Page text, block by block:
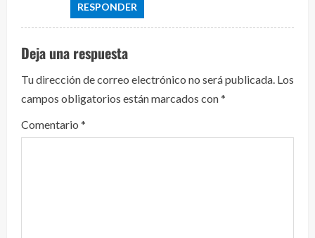
d
o
RESPONDER
Deja una respuesta
Tu dirección de correo electrónico no será publicada. Los
campos obligatorios están marcados con*
Comentario *